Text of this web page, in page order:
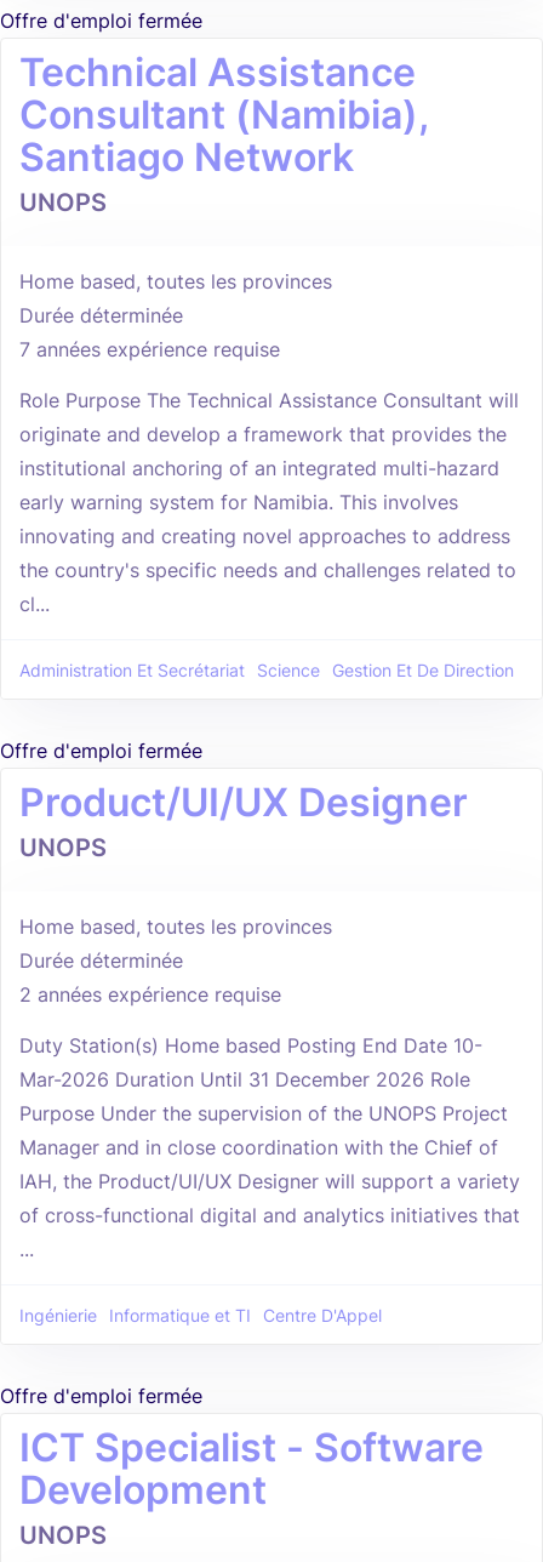
Offre d'emploi fermée
Technical Assistance
Consultant (Namibia),
Santiago Network
UNOPS
Home based, toutes les provinces
Durée déterminée
7 années expérience requise
Role Purpose The Technical Assistance Consultant will
originate and develop a framework that provides the
institutional anchoring of an integrated multi-hazard
early warning system for Namibia. This involves
innovating and creating novel approaches to address
the country's specific needs and challenges related to
cl...
Administration Et Secrétariat Science Gestion Et De Direction
Offre d'emploi fermée
Product/UI/UX Designer
UNOPS
Home based, toutes les provinces
Durée déterminée
2 années expérience requise
Duty Station(s) Home based Posting End Date 10-
Mar-2026 Duration Until 31 December 2026 Role
Purpose Under the supervision of the UNOPS Project
Manager and in close coordination with the Chief of
IAH, the Product/UI/UX Designer will support a variety
of cross-functional digital and analytics initiatives that
...
Ingénierie Informatique et TI Centre D'Appel
Offre d'emploi fermée
ICT Specialist - Software
Development
UNOPS